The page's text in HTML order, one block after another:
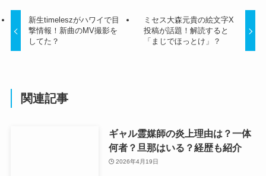
新生timeleszがハワイで目
撃情報！新曲のMV撮影を
してた？
ミセス大森元貴の絵文字X
投稿が話題！解読すると
「まじでほっとけ」？
関連記事
ギャル霊媒師の炎上理由は？一体
何者？旦那はいる？経歴も紹介
2026年4月19日